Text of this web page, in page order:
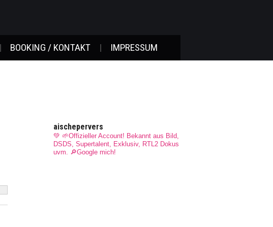
BOOKING / KONTAKT IMPRESSUM
aischepervers
💚 🌱Offizieller Account! Bekannt aus Bild,
DSDS, Supertalent, Exklusiv, RTL2 Dokus
uvm. 🔎Google mich!